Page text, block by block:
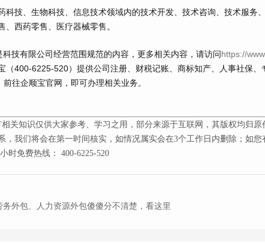
技、生物科技、信息技术领域内的技术开发、技术咨询、技术服务
、西药零售、医疗器械零售。
科技有限公司经营范围规范的内容，更多相关内容，请访问https://
（400-6225-520）提供公司注册、财税记账、商标知产、人事社保
前往企顺宝官网，即可办理相关业务。
关知识仅供大家参考、学习之用，部分来源于互联网，其版权均归原
，我们将会在第一时间核实，如情况属实会在3个工作日内删除；如
时免费热线： 400-6225-520
务外包、人力资源外包傻傻分不清楚，看这里